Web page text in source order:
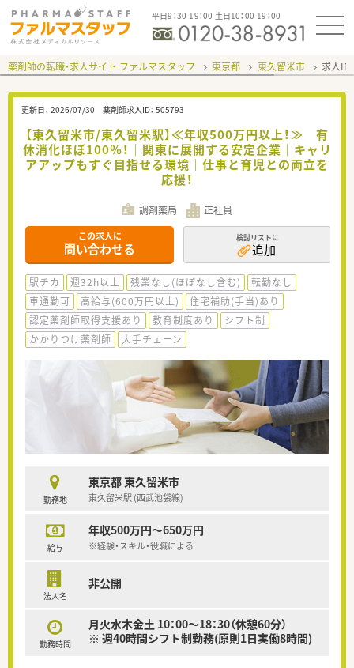
平日9：30-19：00 土日10：00-19：00
薬剤師の転職・求人サイト ファルマスタッフ 東京都 東久留米市 求人ID
更新日： 2026/07/30 薬剤師求人ID： 505793
【東久留米市/東久留米駅】≪年収500万円以上！≫ 有
休消化ほぼ100％！｜関東に展開する安定企業｜キャリ
アアップもすぐ目指せる環境｜仕事と育児との両立を
応援！
調剤薬局 正社員
この求人に
問い合わせる
検討リストに
追加
駅チカ 週32h以上 残業なし(ほぼなし含む)
転勤なし
車通勤可
高給与(600万円以上)
住宅補助(手当)あり
認定薬剤師取得支援あり
教育制度あり
シフト制
かかりつけ薬剤師
大手チェーン
勤務地
東京都 東久留米市
東久留米駅 (西武池袋線)
給与
年収500万円～650万円
※経験・スキル・役職による
法人名
非公開
勤務時間
月火水木金土 10：00～18：30（休憩60分）
※ 週40時間シフト制勤務(原則1日実働8時間)